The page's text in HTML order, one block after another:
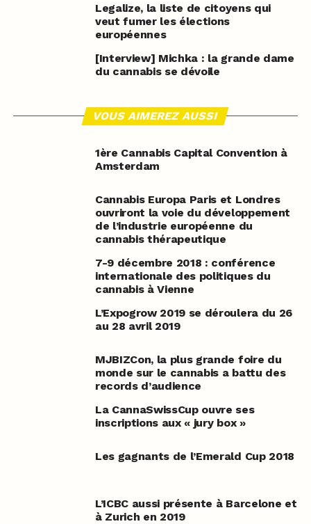
Legalize, la liste de citoyens qui
veut fumer les élections
européennes
[Interview] Michka : la grande dame
du cannabis se dévoile
VOUS AIMEREZ AUSSI
1ère Cannabis Capital Convention à
Amsterdam
Cannabis Europa Paris et Londres
ouvriront la voie du développement
de l’industrie européenne du
cannabis thérapeutique
7-9 décembre 2018 : conférence
internationale des politiques du
cannabis à Vienne
L’Expogrow 2019 se déroulera du 26
au 28 avril 2019
MJBIZCon, la plus grande foire du
monde sur le cannabis a battu des
records d’audience
La CannaSwissCup ouvre ses
inscriptions aux « jury box »
Les gagnants de l’Emerald Cup 2018
L’ICBC aussi présente à Barcelone et
à Zurich en 2019